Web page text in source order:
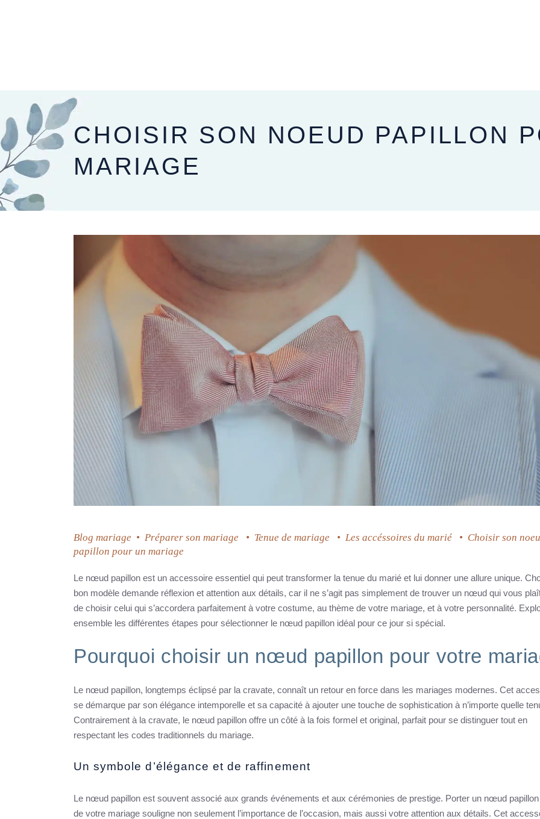
CHOISIR SON NOEUD PAPILLON
MARIAGE
Blog mariage • Préparer son mariage • Tenue de mariage • Les accéssoires du marié • Choisir son
papillon pour un mariage
Le nœud papillon est un accessoire essentiel qui peut transformer la tenue du marié et lui donner une allure unique.
bon modèle demande réflexion et attention aux détails, car il ne s’agit pas simplement de trouver un nœud qui vous
de choisir celui qui s’accordera parfaitement à votre costume, au thème de votre mariage, et à votre personnalité.
ensemble les différentes étapes pour sélectionner le nœud papillon idéal pour ce jour si spécial.
Pourquoi choisir un nœud papillon pour votre
Le nœud papillon, longtemps éclipsé par la cravate, connaît un retour en force dans les mariages modernes. Cet
se démarque par son élégance intemporelle et sa capacité à ajouter une touche de sophistication à n’importe quelle
Contrairement à la cravate, le nœud papillon offre un côté à la fois formel et original, parfait pour se distinguer tout en
respectant les codes traditionnels du mariage.
Un symbole d’élégance et de raffinement
Le nœud papillon est souvent associé aux grands événements et aux cérémonies de prestige. Porter un nœud
de votre mariage souligne non seulement l’importance de l’occasion, mais aussi votre attention aux détails. Cet